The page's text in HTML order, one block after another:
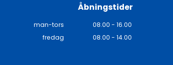
Åbningstider
man-tors
08.00 - 16.00
fredag
08.00 - 14.00